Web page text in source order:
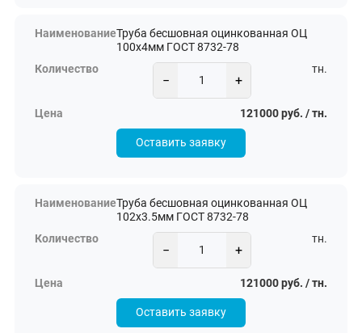
Труба бесшовная оцинкованная ОЦ
100х4мм ГОСТ 8732-78
− +
тн.
121000 руб. / тн.
Оставить заявку
Труба бесшовная оцинкованная ОЦ
102х3.5мм ГОСТ 8732-78
− +
тн.
121000 руб. / тн.
Оставить заявку